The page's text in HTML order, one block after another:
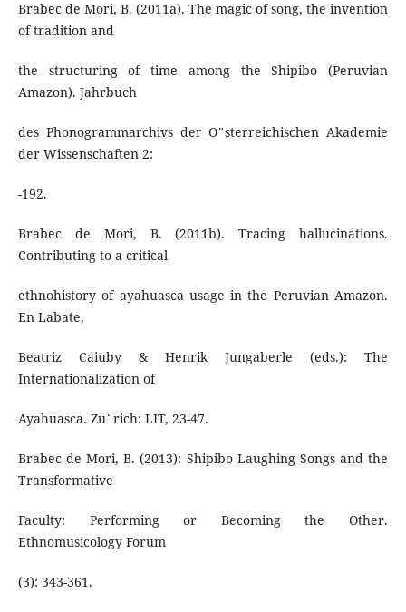
Brabec de Mori, B. (2011a). The magic of song, the invention
of tradition and
the structuring of time among the Shipibo (Peruvian
Amazon). Jahrbuch
des Phonogrammarchivs der O¨sterreichischen Akademie
der Wissenschaften 2:
-192.
Brabec de Mori, B. (2011b). Tracing hallucinations.
Contributing to a critical
ethnohistory of ayahuasca usage in the Peruvian Amazon.
En Labate,
Beatriz Caiuby & Henrik Jungaberle (eds.): The
Internationalization of
Ayahuasca. Zu¨rich: LIT, 23-47.
Brabec de Mori, B. (2013): Shipibo Laughing Songs and the
Transformative
Faculty: Performing or Becoming the Other.
Ethnomusicology Forum
(3): 343-361.